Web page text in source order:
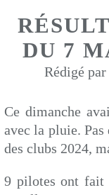
DU 7
Rédigé
Ce dimanche
avec la pluie.
des clubs 2024,
9 pilotes ont fait